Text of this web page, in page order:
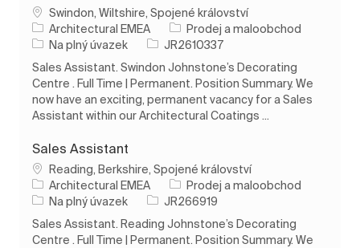
Umístění
Swindon, Wiltshire, Spojené království
Architectural EMEA
Kategorie
Prodej a maloobchod
Typ úlohy
Na plný úvazek ID úlohy
JR2610337
Sales Assistant. Swindon Johnstone’s Decorating
Centre . Full Time | Permanent. Position Summary. We
now have an exciting, permanent vacancy for a Sales
Assistant within our Architectural Coatings ...
Sales Assistant
Umístění
Reading, Berkshire, Spojené království
Architectural EMEA
Kategorie
Prodej a maloobchod
Typ úlohy
Na plný úvazek ID úlohy
JR266919
Sales Assistant. Reading Johnstone’s Decorating
Centre . Full Time | Permanent. Position Summary. We